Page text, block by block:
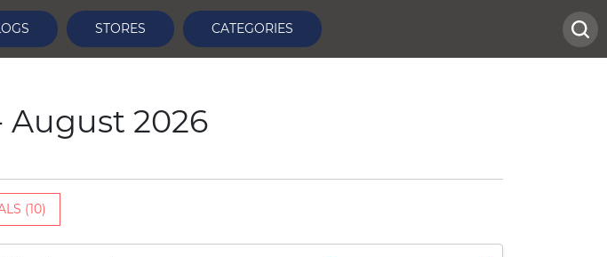
STORES CATEGORIES
August 2026
(10)